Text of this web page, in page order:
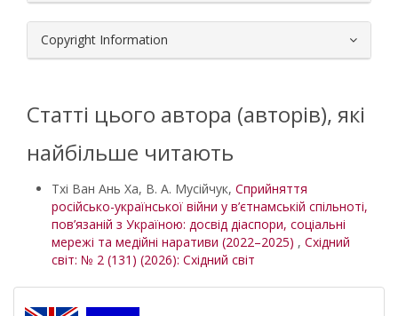
Copyright Information
Статті цього автора (авторів), які
найбільше читають
Тхі Ван Ань Ха, В. А. Мусійчук, Сприйняття
російсько-української війни у в’єтнамській спільноті,
пов’язаній з Україною: досвід діаспори, соціальні
мережі та медійні наративи (2022–2025) , Східний
світ: № 2 (131) (2026): Східний світ